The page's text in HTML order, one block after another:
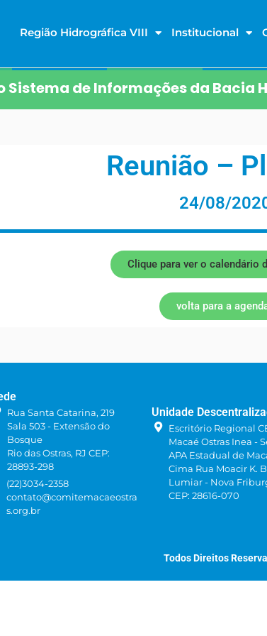
Região Hidrográfica VIII Institucional
Sistema de Informações da Bacia
Reunião –
24/08/
Clique para ver o calendário
volta para a
Rua Santa Catarina, 219
Sala 503 - Extensão do
Bosque
Rio das Ostras, RJ CEP:
28893-298
(22)3034-2358
contato@comitemacaeostra
s.org.br
Unidade
Escritório Regional
Macaé Ostras Inea -
APA Estadual de
Cima Rua Moacir K.
Lumiar - Nova
CEP: 28616-070
Todos Direitos